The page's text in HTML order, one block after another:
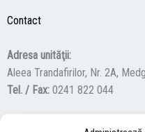
Contact
Adresa unităţii:
Aleea Trandafirilor, Nr. 2A,
Tel. / Fax: 0241 822 044